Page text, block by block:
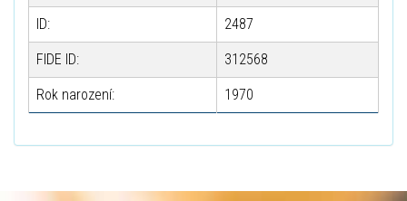
ID: 2487
FIDE ID: 312568
Rok narození: 1970